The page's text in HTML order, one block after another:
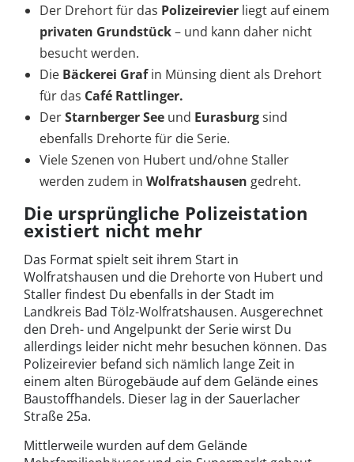
Der Drehort für das Polizeirevier liegt auf einem
privaten Grundstück– und kann daher nicht
besucht werden.
Die Bäckerei Grafin Münsing dient als Drehort
für das Café Rattlinger.
DerStarnberger See und Eurasburgsind
ebenfalls Drehorte für die Serie.
Viele Szenen von Hubert und/ohne Staller
werden zudem in Wolfratshausen gedreht.
Die ursprüngliche Polizeistation
existiert nicht mehr
Das Format spielt seit ihrem Start in
Wolfratshausen und die Drehorte von Hubert und
Staller findest Du ebenfalls in der Stadt im
Landkreis Bad Tölz-Wolfratshausen. Ausgerechnet
den Dreh- und Angelpunkt der Serie wirst Du
allerdings leider nicht mehr besuchen können. Das
Polizeirevier befand sich nämlich lange Zeit in
einem alten Bürogebäude auf dem Gelände eines
Baustoffhandels. Dieser lag in der Sauerlacher
Straße 25a.
Mittlerweile wurden auf dem Gelände